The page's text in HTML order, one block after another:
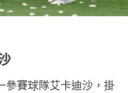
參賽球隊艾卡迪沙，掛